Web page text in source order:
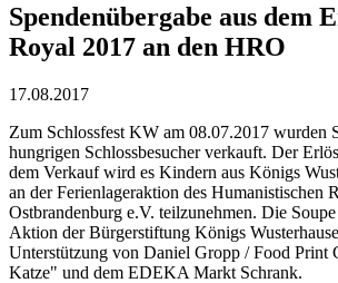
Spendenübergabe aus dem
Royal 2017 an den HRO
17.08.2017
Zum Schlossfest KW am 08.07.2017 wurden
hungrigen Schlossbesucher verkauft. Der
dem Verkauf wird es Kindern aus Königs
an der Ferienlageraktion des Humanistischen
Ostbrandenburg e.V. teilzunehmen. Die
Aktion der Bürgerstiftung Königs
Unterstützung von Daniel Gropp / Food Print
Katze" und dem EDEKA Markt Schrank.